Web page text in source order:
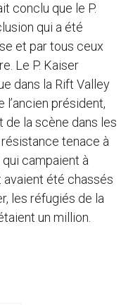
conclu que le P.
qui a été
et par tous ceux
Le P. Kaiser
dans la Rift Valley
président,
de la scène dans les
résistance tenace à
campaient à
avaient été chassés
les réfugiés de la
un million.